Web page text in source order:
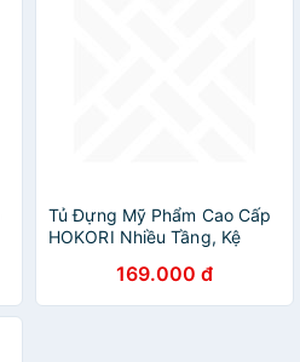
Tủ Đựng Mỹ Phẩm Cao Cấp
HOKORI Nhiều Tầng, Kệ
Điểm Nhiều Ngăn - Hàng
chính hãng
169.000 đ